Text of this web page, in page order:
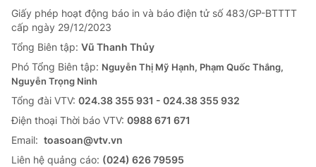
Giấy phép hoạt động báo in và báo điện tử số 483/GP-BTTTT
cấp ngày 29/12/2023
Tổng Biên tập: Vũ Thanh Thủy
Phó Tổng Biên tập: Nguyễn Thị Mỹ Hạnh, Phạm Quốc Thắng,
Nguyễn Trọng Ninh
Tổng đài VTV: 024.38 355 931 - 024.38 355 932
Ðiện thoại Thời báo VTV: 0988 671 671
Email: toasoan@vtv.vn
Liên hệ quảng cáo: (024) 626 79595